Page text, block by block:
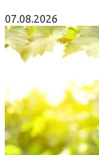
07.08.2026